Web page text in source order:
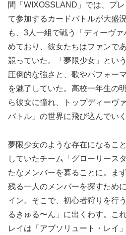
間「WIXOSSLAND」では、プ
て参加するカードバトルが大盛
も、3人一組で戦う「ディーヴ
めており、彼女たちはファンで
競っていた。「夢限少女」とい
圧倒的な強さと、歌やパフォー
を魅了していた。高校一年生の
ら彼女に憧れ、トップディーヴ
バトル」の世界に飛び込んでいく
夢限少女のような存在になるこ
していたチーム「グローリース
たなメンバーを募ることに。ま
残る一人のメンバーを探すため
イン。そこで、初心者狩りを行
るきゅる〜ん」に出くわす。こ
レイは「アブソリュート・レイ